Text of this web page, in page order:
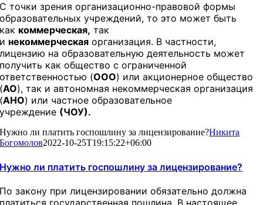
С точки зрения организационно-правовой формы
образовательных учреждений, то это может быть
как коммерческая, так
и некоммерческая организация. В частности,
лицензию на образовательную деятельность может
получить как общество с ограниченной
ответственностью (ООО) или акционерное общество
(АО), так и автономная некоммерческая организация
(АНО) или частное образовательное
учреждение (ЧОУ).
Нужно ли платить госпошлину за лицензирование?Никита
Богомолов2022-10-25T19:15:22+06:00
Нужно ли платить госпошлину за лицензирование?
По закону при лицензировании обязательно должна
платиться государственная пошлина. В настоящее